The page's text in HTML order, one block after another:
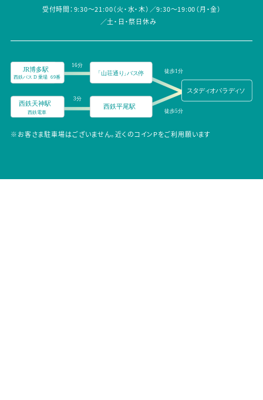
受付時間：9:30～21:00（火・水・木）／9:30～19:00（月・金）
／土・日・祭日休み
※お客さま駐車場はございません。近くのコインPをご利用願います